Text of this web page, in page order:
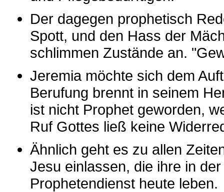
Der dagegen prophetisch
Spott, und den Hass der
schlimmen Zustände an.
Jeremia möchte sich dem
Berufung brennt in seinem
ist nicht Prophet geworden,
Ruf Gottes ließ keine
Ähnlich geht es zu allen
Jesu einlassen, die ihre in
Prophetendienst heute leben.